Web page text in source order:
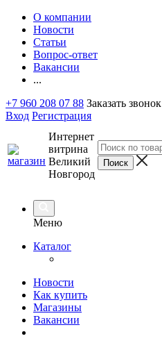
О компании
Новости
Статьи
Вопрос-ответ
Вакансии
...
+7 960 208 07 88 Заказать звонок
Вход Регистрация
Интернет
витрина
Великий
Новгород
Меню
Каталог
Новости
Как купить
Магазины
Вакансии